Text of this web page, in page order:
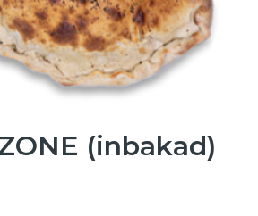
(inbakad)